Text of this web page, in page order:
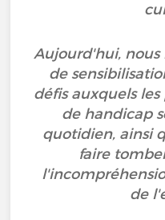
Aujourd'hui, nous
de
défis auxquels
de handicap
quotidien, ainsi
faire
de